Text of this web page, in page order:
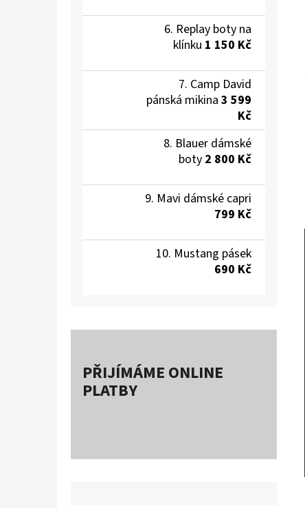
Replay boty na
klínku 1 150 Kč
Camp David
pánská mikina 3 599
Kč
Blauer dámské
boty 2 800 Kč
Mavi dámské capri
799 Kč
Mustang pásek
690 Kč
PŘIJÍMÁME ONLINE
PLATBY